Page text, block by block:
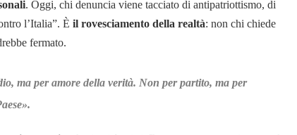
. Oggi, chi denuncia viene tacciato di antipatriottismo, di
l’Italia”. È il rovesciamento della realtà: non chi chiede
fermato.
ma per amore della verità. Non per partito, ma per